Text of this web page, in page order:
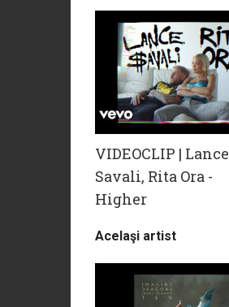
VIDEOCLIP | Lance
Savali, Rita Ora -
Higher
Acelaşi artist